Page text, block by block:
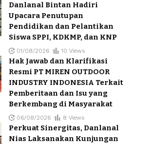
Danlanal Bintan Hadiri
Upacara Penutupan
Pendidikan dan Pelantikan
Siswa SPPI, KDKMP, dan KNP
01/08/2026 10 Views
Hak Jawab dan Klarifikasi
Resmi PT MIREN OUTDOOR
INDUSTRY INDONESIA Terkait
Pemberitaan dan Isu yang
Berkembang di Masyarakat
06/08/2026 8 Views
Perkuat Sinergitas, Danlanal
Nias Laksanakan Kunjungan